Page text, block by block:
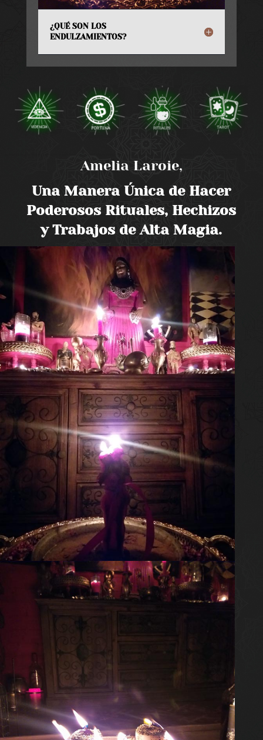
¿QUÉ SON LOS
ENDULZAMIENTOS?
Amelia Laroie,
Una Manera Única de Hacer
Poderosos Rituales, Hechizos
y Trabajos de Alta Magia.